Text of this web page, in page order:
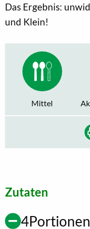
Das Ergebnis:
und Klein!
Mittel
Zutaten
4Portionen